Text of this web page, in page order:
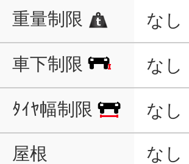
重量制限 なし
車下制限 なし
ﾀｲﾔ幅制限 なし
屋根 なし